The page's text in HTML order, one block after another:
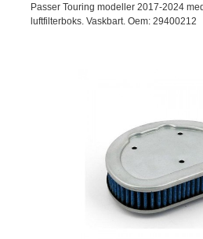
Passer Touring modeller 2017-2024
luftfilterboks. Vaskbart. Oem: 29400212